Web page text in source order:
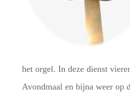
het orgel. In deze dienst
Avondmaal en bijna weer op